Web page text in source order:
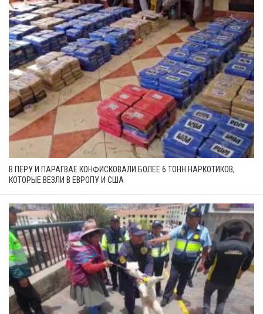
В ПЕРУ И ПАРАГВАЕ КОНФИСКОВАЛИ БОЛЕЕ 6 ТОНН НАРКОТИКОВ,
КОТОРЫЕ ВЕЗЛИ В ЕВРОПУ И США